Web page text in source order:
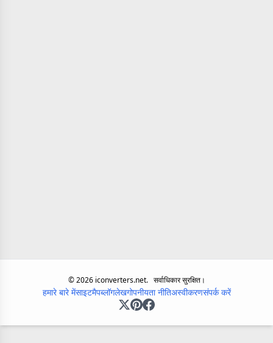
©2026iconverters.net. सर्वाधिकार सुरक्षित।
हमारे बारे मेंसाइटमैपब्लॉगलेखगोपनीयता नीतिअस्वीकरणसंपर्क करें